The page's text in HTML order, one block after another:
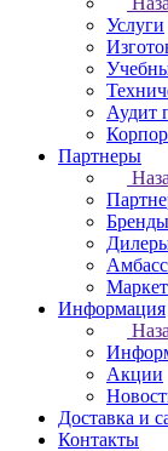
Услуги
Аудит
Партнеры
Бренды
Информация
Акции
Доставка и
Контакты